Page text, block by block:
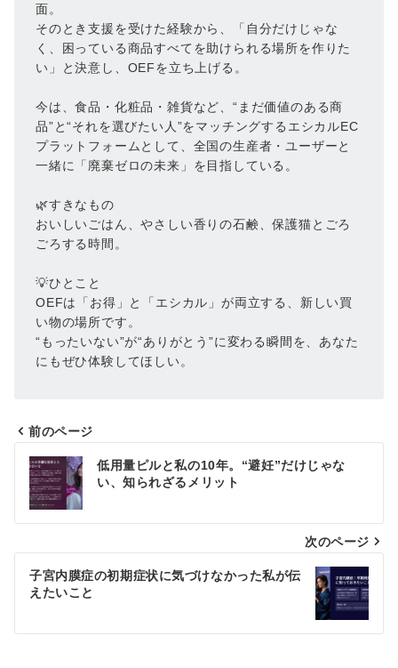
面。
そのとき支援を受けた経験から、「自分だけじゃな
く、困っている商品すべてを助けられる場所を作りた
い」と決意し、OEFを立ち上げる。
今は、食品・化粧品・雑貨など、“まだ価値のある商
品”と“それを選びたい人”をマッチングするエシカルEC
プラットフォームとして、全国の生産者・ユーザーと
一緒に「廃棄ゼロの未来」を目指している。
🌿すきなもの
おいしいごはん、やさしい香りの石鹸、保護猫とごろ
ごろする時間。
💡ひとこと
OEFは「お得」と「エシカル」が両立する、新しい買
い物の場所です。
“もったいない”が“ありがとう”に変わる瞬間を、あなた
にもぜひ体験してほしい。
投
稿
ナ
ビ
ゲ
シ
前のページ
低用量ピルと私の10年。“避妊”だけじゃな
い、知られざるメリット
次のページ
子宮内膜症の初期症状に気づけなかった私が伝
えたいこと